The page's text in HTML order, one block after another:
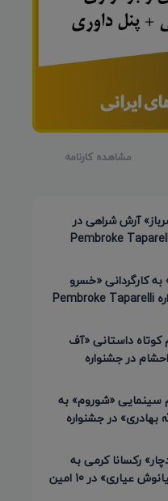
مشاهده کارنامه
آرش شراهی در
Pembroke
کارگردانی «خسرو
شیری» در جشنواره Pembroke Taparelli
کوتاه داستانی «آف
در جشنواره
سینمایی «شوروم» به
بهادری» در جشنواره
رکسانا کرمی به
تهیه کنندگی «کیانوش عیاری» در 10 امین